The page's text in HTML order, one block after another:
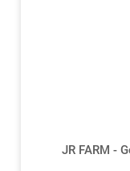
JR FARM -